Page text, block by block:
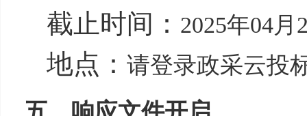
截止时间： 2025年04月
地点： 请登录政采云投